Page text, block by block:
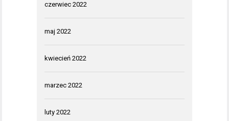
czerwiec 2022
maj 2022
kwiecień 2022
marzec 2022
luty 2022